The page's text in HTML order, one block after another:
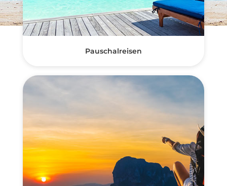
Pauschalreisen